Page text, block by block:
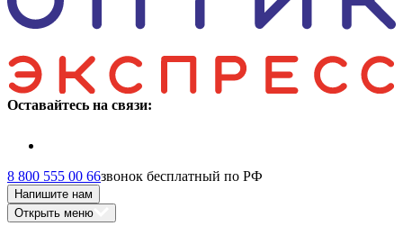
Оставайтесь на связи:
8 800 555 00 66звонок бесплатный по РФ
Напишите нам
Открыть меню